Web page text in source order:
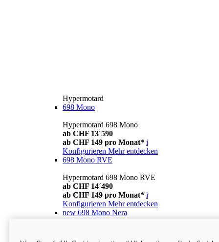
Hypermotard
698 Mono
Hypermotard 698 Mono
ab CHF 13´590
ab CHF 149 pro Monat* i
Konfigurieren Mehr entdecken
698 Mono RVE
Hypermotard 698 Mono RVE
ab CHF 14´490
ab CHF 149 pro Monat* i
Konfigurieren Mehr entdecken
new 698 Mono Nera
ab CHF 13´990